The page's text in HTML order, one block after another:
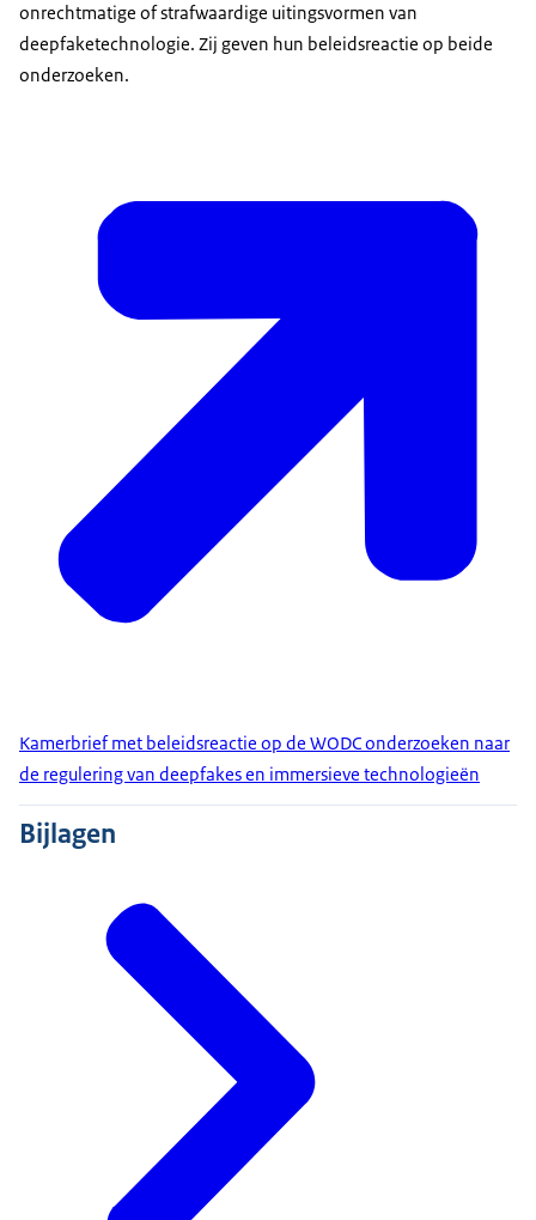
onrechtmatige of strafwaardige uitingsvormen van
deepfaketechnologie. Zij geven hun beleidsreactie op beide
onderzoeken.
Kamerbrief met beleidsreactie op de WODC onderzoeken naar
de regulering van deepfakes en immersieve technologieën
Bijlagen